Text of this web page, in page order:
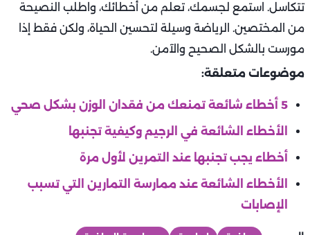
تتكاسل. استمع لجسمك، تعلم من أخطائك، واطلب النصيحة
من المختصين. الرياضة وسيلة لتحسين الحياة، ولكن فقط إذا
مورست بالشكل الصحيح والآمن.
موضوعات متعلقة:
5 أخطاء شائعة تمنعك من فقدان الوزن بشكل صحي
الأخطاء الشائعة في الرجيم وكيفية تجنبها
أخطاء يجب تجنبها عند التمرين لأول مرة
الأخطاء الشائعة عند ممارسة التمارين التي تسبب
الإصابات